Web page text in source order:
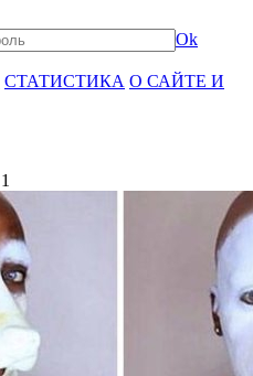
Ok
СТАТИСТИКА О САЙТЕ И
1